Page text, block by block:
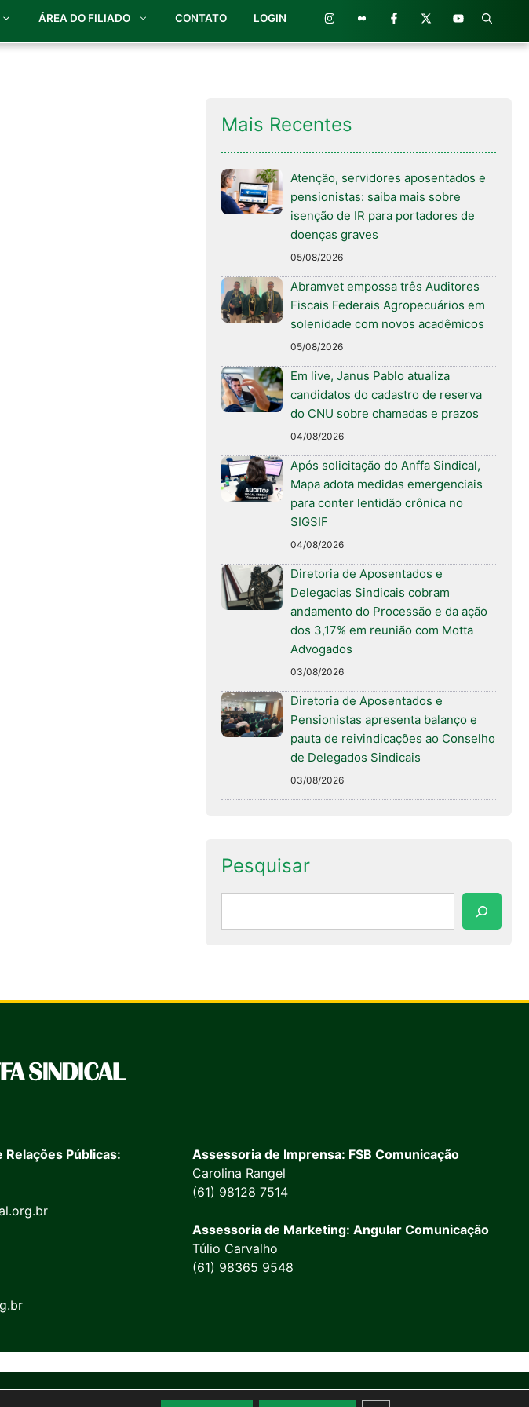
ÁREA DO FILIADO CONTATO LOGIN
Mais Recentes
Atenção, servidores aposentados e
pensionistas: saiba mais sobre
isenção de IR para portadores de
doenças graves
05/08/2026
Abramvet empossa três Auditores
Fiscais Federais Agropecuários em
solenidade com novos acadêmicos
05/08/2026
Em live, Janus Pablo atualiza
candidatos do cadastro de reserva
do CNU sobre chamadas e prazos
04/08/2026
Após solicitação do Anffa Sindical,
Mapa adota medidas emergenciais
para conter lentidão crônica no
SIGSIF
04/08/2026
Diretoria de Aposentados e
Delegacias Sindicais cobram
andamento do Processão e da ação
dos 3,17% em reunião com Motta
Advogados
03/08/2026
Diretoria de Aposentados e
Pensionistas apresenta balanço e
pauta de reivindicações ao Conselho
de Delegados Sindicais
03/08/2026
Pesquisar
Públicas:
Assessoria de Imprensa: FSB Comunicação
Carolina Rangel
(61) 98128 7514
Assessoria de Marketing: Angular Comunicação
Túlio Carvalho
(61) 98365 9548